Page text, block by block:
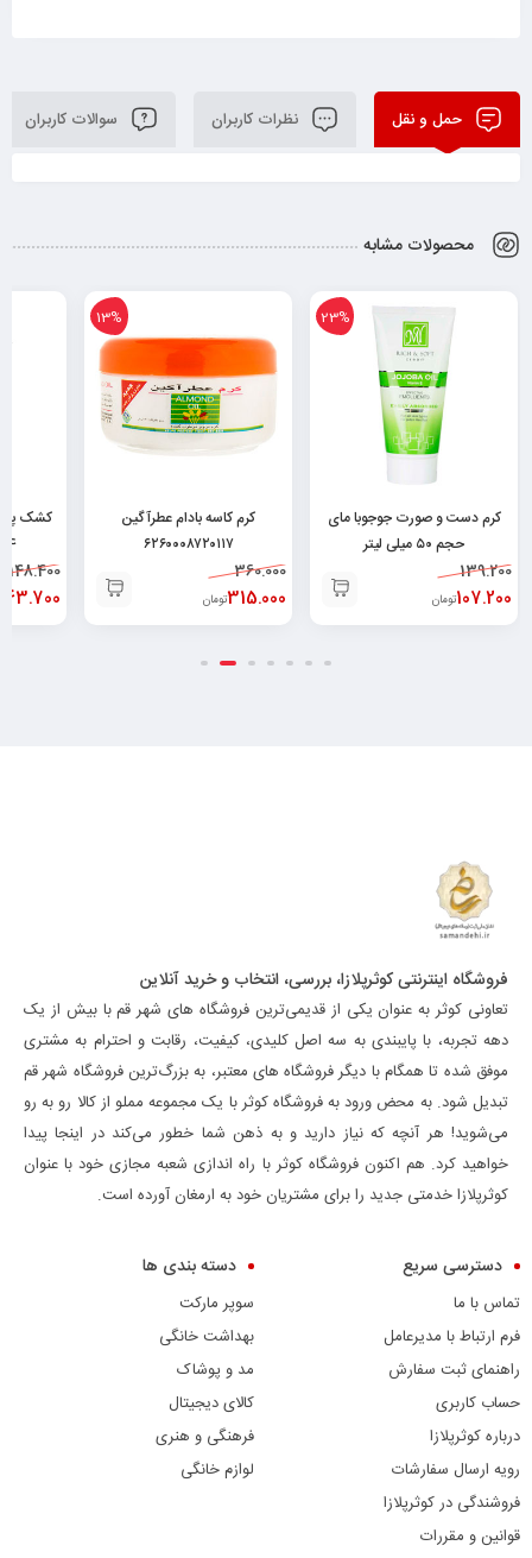
حمل و نقل نظرات کاربران سوالات کاربران
محصولات مشابه
23%
کرم دست و صورت جوجوبا مای
حجم ۵۰ میلی لیتر
۶۲۶۰۴۸۲۵۲۰۰۲۹139.200
107.200تومان
13%
کرم کاسه بادام عطرآگین
۶۲۶۰۰۰۸۷۲۰۱۱۷
360.000
315.000تومان
148.400
فروشگاه اینترنتی کوثرپلازا، بررسی، انتخاب و خرید آنلاین
تعاونی کوثر به عنوان یکی از قدیمی‌ترین فروشگاه های شهر قم با بیش از یک
دهه تجربه، با پایبندی به سه اصل کلیدی، کیفیت، رقابت و احترام به مشتری
موفق شده تا همگام با دیگر فروشگاه های معتبر، به بزرگ‌ترین فروشگاه شهر قم
تبدیل شود. به محض ورود به فروشگاه کوثر با یک مجموعه مملو از کالا رو به رو
می‌شوید! هر آنچه که نیاز دارید و به ذهن شما خطور می‌کند در اینجا پیدا
خواهید کرد. هم اکنون فروشگاه کوثر با راه اندازی شعبه مجازی خود با عنوان
کوثرپلازا خدمتی جدید را برای مشتریان خود به ارمغان آورده است.
دسترسی سریع
تماس با ما
فرم ارتباط با مدیرعامل
راهنمای ثبت سفارش
حساب کاربری
درباره کوثرپلازا
رویه ارسال سفارشات
فروشندگی در کوثرپلازا
قوانین و مقررات
دسته بندی ها
سوپر مارکت
بهداشت خانگی
مد و پوشاک
کالای دیجیتال
فرهنگی و هنری
لوازم خانگی